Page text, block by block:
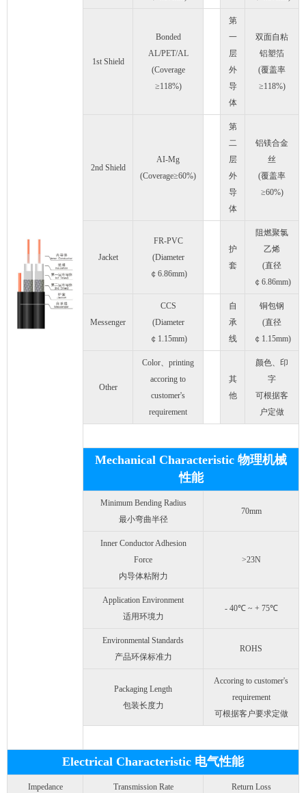
1st Shield
Bonded
AL/PET/AL
(Coverage
≥118%)
第
一
层
外
导
体
双面自粘
铝塑箔
(覆盖率
≥118%)
2nd Shield
AI-Mg
(Coverage≥60%)
第
二
层
外
导
体
铝镁合金
丝
(覆盖率
≥60%)
Jacket
FR-PVC
(Diameter
￠6.86mm)
护
套
阻燃聚氯
乙烯
(直径
￠6.86mm)
Messenger
CCS
(Diameter
￠1.15mm)
自
承
线
铜包钢
(直径
￠1.15mm)
Other
Color、printing
accoring to
customer's
requirement
其
他
颜色、印
字
可根据客
户定做
Mechanical Characteristic 物理机械
性能
Minimum Bending Radius
最小弯曲半径
70mm
Inner Conductor Adhesion
Force
内导体粘附力
>23N
Application Environment
适用环境力
- 40℃ ~ + 75℃
Environmental Standards
产品环保标准力
ROHS
Packaging Length
包装长度力
Accoring to customer's
requirement
可根据客户要求定做
Electrical Characteristic 电气性能
Impedance Transmission Rate Return Loss